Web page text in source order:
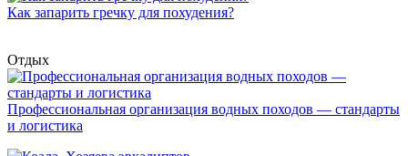
Как запарить гречку для похудения?
Отдых
Профессиональная организация водных походов — стандарты
и логистика